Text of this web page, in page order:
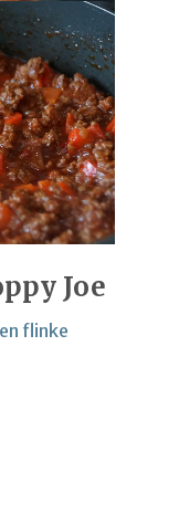
Joe
flinke